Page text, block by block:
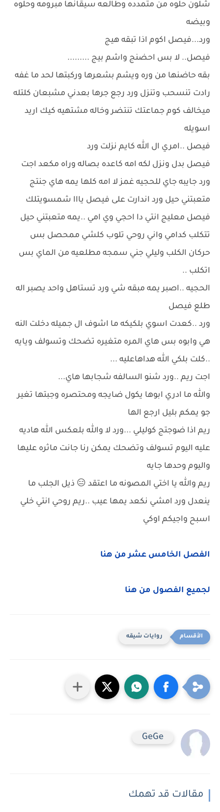
شلون حلوه من متمدده وطالعه سيقانها مبرومه وحلوه
وبيضه
ورد...فيصل اكوم اذا تبقه هيج
فيصل.. لا بس احضنج واشم بيج .........
بقه حاضنها من وره ويشم بشعرها وركبتها لحد ما غفه
رادت تنسحب وتنزل ورد رجع جرها بعدني مشبعان كلتله
ميخالف كوم جماعتك تنتضر وخاله مشتهيه كيك اريد
اسويله
فيصل ..امري ال الله كايم نزلت ورد
فيصل بدل ونزل لكه امه كاعده بصاله وراه مكعد اجت
ورد جايبه جاي للحجيه غمز لا امه كلها يمه هاي جنتج
متعبتني حيل ورد اندارت على فيصل يااا شمسويتلك
فيصل معليج انتي دا احجي وي امي ..يمه متعبتني حيل
تتكلب كدامي واني روحي تلوب كلشي ممحصل بس
حركان الكلب وليلي جني سمجه مطلعيه من الماي بس
اتكلب ..
الحجيه ..اصبر يمه مبقه شي ورد تستاهل واحد يصبر اله
طلع فيصل
ورد ..كعدت اسوي بلكيكه ما اشوف ال جميله دخلت النه
هي وابوه بس هاي المره متغيره تضحك وتسولف ويايه
..كلت بلكي الله هداهاعليه ...
اجت ريم ..ورد شنو السالفه شجابها هاي...
والله ما ادري ابوها يكول ضايجه ومحتصره وجبتها تغير
جو يمكم بليل ارجع الها
ريم اذا ضوجتج كوليلي ...ورد لا والله بلعكس الله هاديه
عليه اليوم تسولف وتضحك يمكن رنا جانت ماثره عليها
واليوم وحدها جايه
ريم والله يا اختي المصونه ما اعتقد 😑 ذيل الجلب ما
ينعدل ورد امشي نكعد يمها عيب ..ريم روحي انتي خلي
اسبح واجيكم اوكي
الفصل الخامس عشر من هنا
لجميع الفصول من هنا
روايات شيقه
GeGe
مقالات قد تهمك